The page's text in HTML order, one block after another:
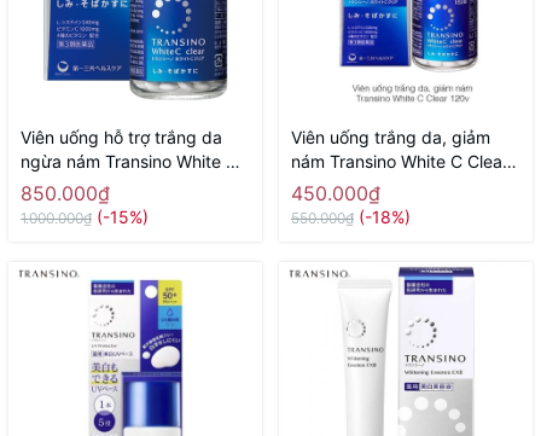
Viên uống hỗ trợ trắng da
ngừa nám Transino White C
240 viên - Hàng Nhật nội địa
850.000₫
1.000.000₫ (-15%)
Viên uống trắng da, giảm
nám Transino White C Clear
120 viên - Hàng Nhật nội địa
450.000₫
550.000₫ (-18%)